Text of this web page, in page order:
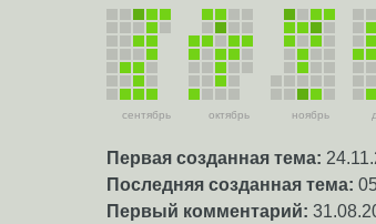
сентябрь октябрь ноябрь
Первая созданная тема:
Последняя созданная тема:
Первый комментарий: